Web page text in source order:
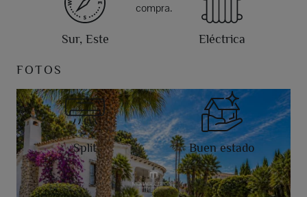
Sur, Este Eléctrica
Split Buen estado
compra.
FOTOS